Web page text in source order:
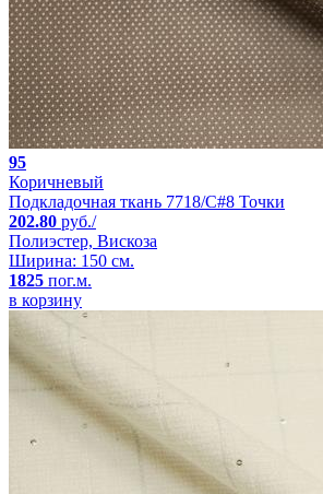
95
Коричневый
Подкладочная ткань 7718/C#8 Точки
202.80 руб./
Полиэстер, Вискоза
Ширина: 150 см.
1825 пог.м.
в корзину